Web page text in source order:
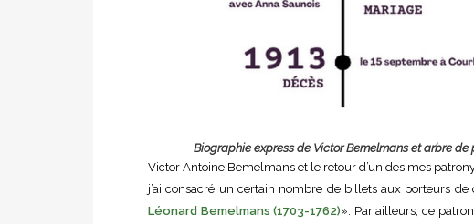
Biographie express de Victor Bemelmans et arbre
Victor Antoine Bemelmans et le retour d’un des mes
j’ai consacré un certain nombre de billets aux porteurs
Léonard Bemelmans (1703-1762)». Par ailleurs, ce